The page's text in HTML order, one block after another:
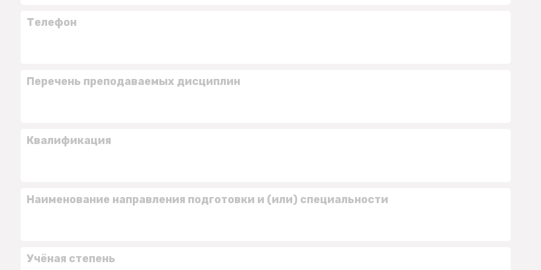
Телефон
Перечень преподаваемых дисциплин
Квалификация
Наименование направления подготовки и (или) специальности
Учёная степень